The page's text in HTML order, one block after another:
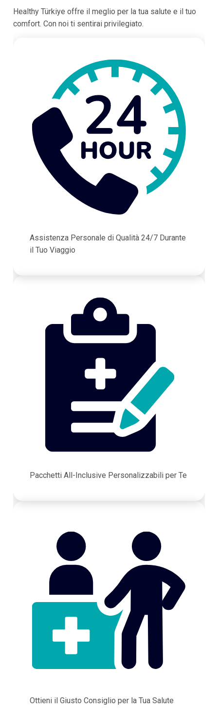
Healthy Türkiye offre il meglio per la tua salute e il tuo
comfort. Con noi ti sentirai privilegiato.
Assistenza Personale di Qualità 24/7 Durante
il Tuo Viaggio
Pacchetti All-Inclusive Personalizzabili per Te
Ottieni il Giusto Consiglio per la Tua Salute